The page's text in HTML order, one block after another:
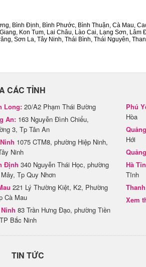
Bình Định, Bình Phước, Bình Thuận, Cà Mau,
Kon Tum, Lai Châu, Lào Cai, Lạng Sơn,
Sơn La, Tây Ninh, Thái Bình, Thái Nguyên,
CÁC TỈNH
Long: 20/A2 Phạm Thái Bường
An: 163 Nguyễn Đình Chiểu,
3, Tp Tân An
1075 CTM8, phường Hiệp Ninh,
Ninh
Định 340 Nguyễn Thái Học, phường
Tp Quy Nhơn
221 Lý Thường Kiệt, K2, Phường
Cà Mau
83 Trần Hưng Đạo, phường Tiền
Bắc Ninh
Phú
Hòa
Hới
Hà
Tĩnh
Xem
TIN TỨC